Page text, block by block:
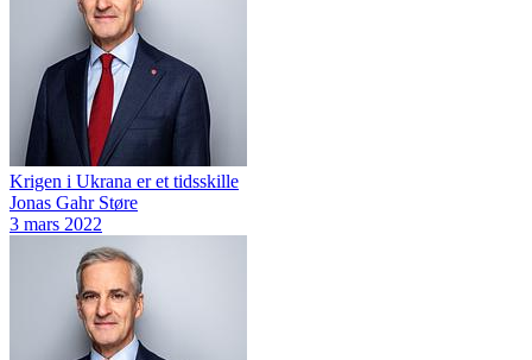
Krigen i Ukrana er et tidsskille
Jonas Gahr Støre
3 mars 2022